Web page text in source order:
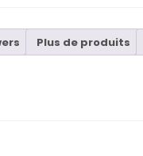
Plus de produits